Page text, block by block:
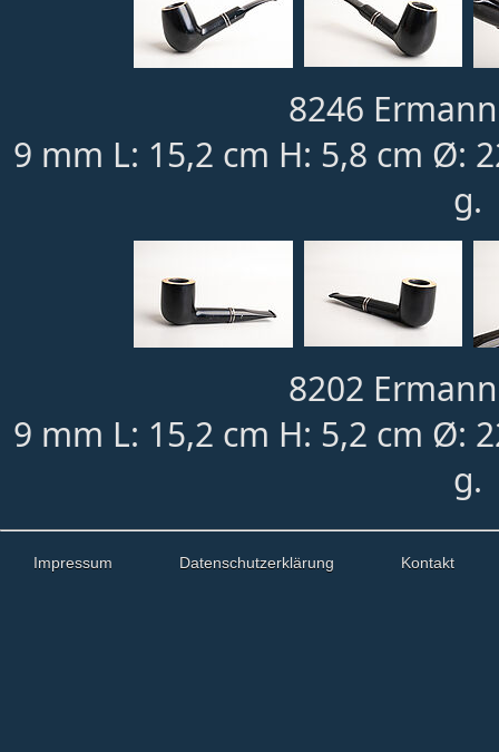
8246
9 mm L: 15,2 cm H: 5,8 cm Ø:
g.
8202
9 mm L: 15,2 cm H: 5,2 cm Ø:
g.
Impressum Datenschutzerklärung Kontakt